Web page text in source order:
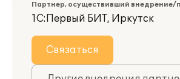
Партнер, осуществивший внедрение/
1С:Первый БИТ, Иркутск
Связаться